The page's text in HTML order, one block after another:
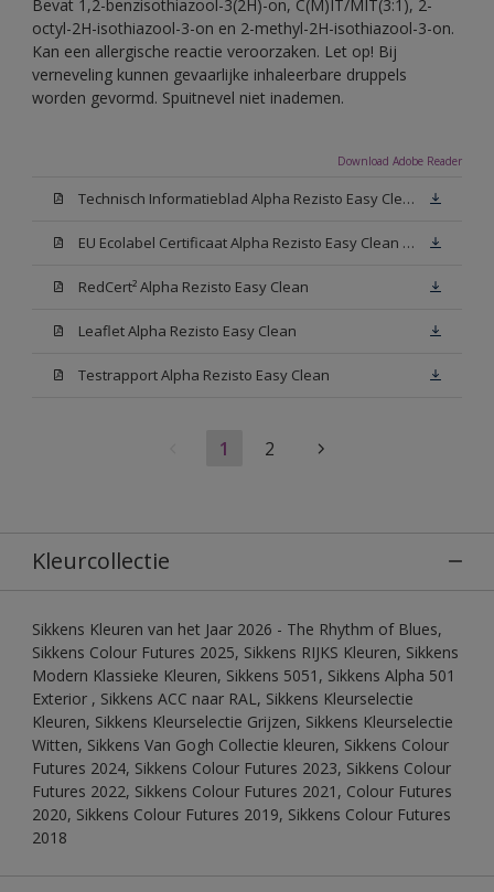
Bevat 1,2-benzisothiazool-3(2H)-on, C(M)IT/MIT(3:1), 2-
octyl-2H-isothiazool-3-on en 2-methyl-2H-isothiazool-3-on.
Kan een allergische reactie veroorzaken. Let op! Bij
verneveling kunnen gevaarlijke inhaleerbare druppels
worden gevormd. Spuitnevel niet inademen.
Download Adobe Reader
Technisch Informatieblad Alpha Rezisto Easy Clean (PDF)
EU Ecolabel Certificaat Alpha Rezisto Easy Clean Mat
RedCert² Alpha Rezisto Easy Clean
Leaflet Alpha Rezisto Easy Clean
Testrapport Alpha Rezisto Easy Clean
1 2
Kleurcollectie
Sikkens Kleuren van het Jaar 2026 - The Rhythm of Blues,
Sikkens Colour Futures 2025, Sikkens RIJKS Kleuren, Sikkens
Modern Klassieke Kleuren, Sikkens 5051, Sikkens Alpha 501
Exterior , Sikkens ACC naar RAL, Sikkens Kleurselectie
Kleuren, Sikkens Kleurselectie Grijzen, Sikkens Kleurselectie
Witten, Sikkens Van Gogh Collectie kleuren, Sikkens Colour
Futures 2024, Sikkens Colour Futures 2023, Sikkens Colour
Futures 2022, Sikkens Colour Futures 2021, Colour Futures
2020, Sikkens Colour Futures 2019, Sikkens Colour Futures
2018